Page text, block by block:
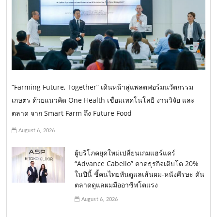
“Farming Future, Together” เดินหน้าสู่แพลตฟอร์มนวัตกรรม
เกษตร ด้วยแนวคิด One Health เชื่อมเทคโนโลยี งานวิจัย และ
ตลาด จาก Smart Farm ถึง Future Food
August 6, 2026
ผู้บริโภคยุคใหม่เปลี่ยนเกมแฮร์แคร์
“Advance Cabello” คาดธุรกิจเติบโต 20%
ในปีนี้ ชี้คนไทยหันดูแลเส้นผม-หนังศีรษะ ดัน
ตลาดดูแลผมมืออาชีพโตแรง
August 6, 2026